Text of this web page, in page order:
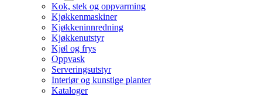
Kok, stek og oppvarming
Kjøkkenmaskiner
Kjøkkeninnredning
Kjøkkenutstyr
Kjøl og frys
Oppvask
Serveringsutstyr
Interiør og kunstige planter
Kataloger